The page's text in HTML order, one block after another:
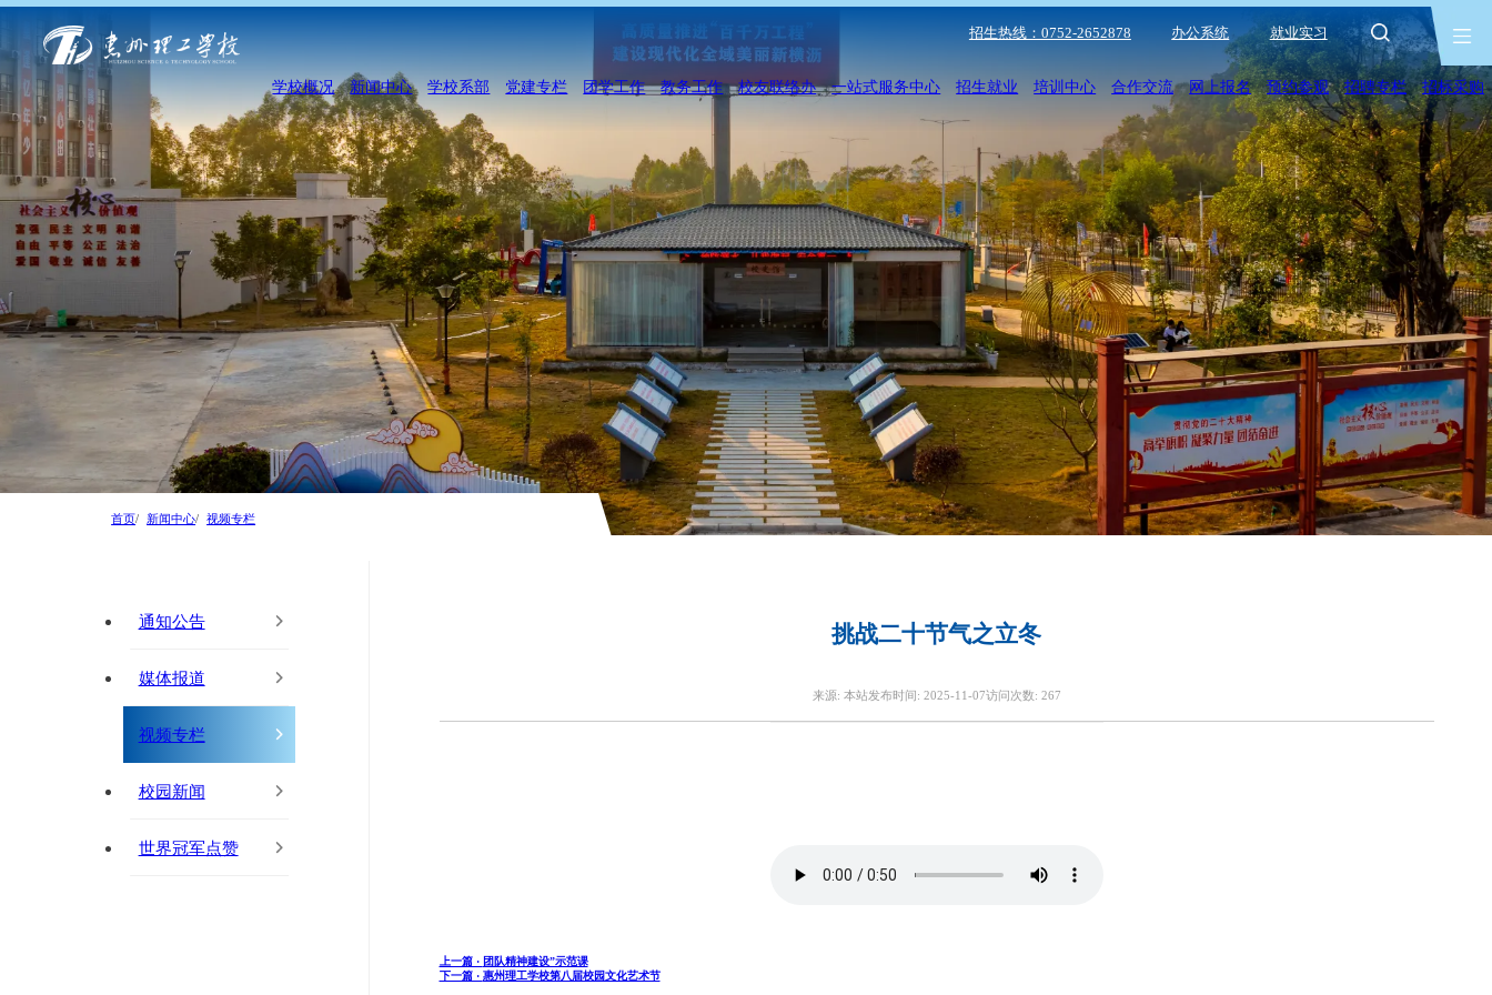
招生热线：0752-2652878 办公系统 就业实习
学校概况 新闻中心 学校系部 党建专栏 团学工作 教务工作 校友联络办 一站式服务中心 招生就业 培训中心 合作交流 网上报名 预约参观 招聘专栏 招标采购
首页 新闻中心 视频专栏
通知公告
媒体报道
视频专栏
校园新闻
世界冠军点赞
挑战二十节气之立冬
来源: 本站发布时间: 2025-11-07访问次数: 267
上一篇 · 团队精神建设”示范课
下一篇 · 惠州理工学校第八届校园文化艺术节